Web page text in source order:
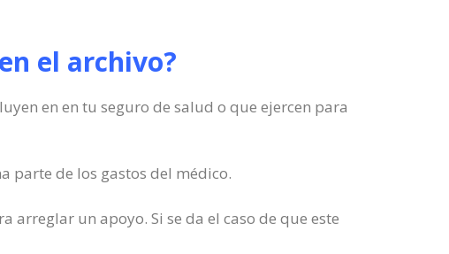
el archivo?
en en tu seguro de salud o que ejercen para
parte de los gastos del médico.
arreglar un apoyo. Si se da el caso de que este